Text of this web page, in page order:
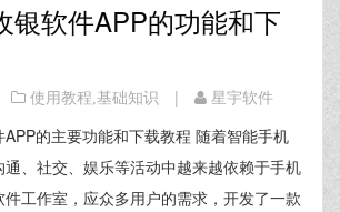
银软件APP的功能和下
使用教程 基础知识 | 星宇软件
的主要功能和下载教程 随着智能手机
、社交、娱乐等活动中越来越依赖于手机
工作室，应众多用户的需求，开发了一款